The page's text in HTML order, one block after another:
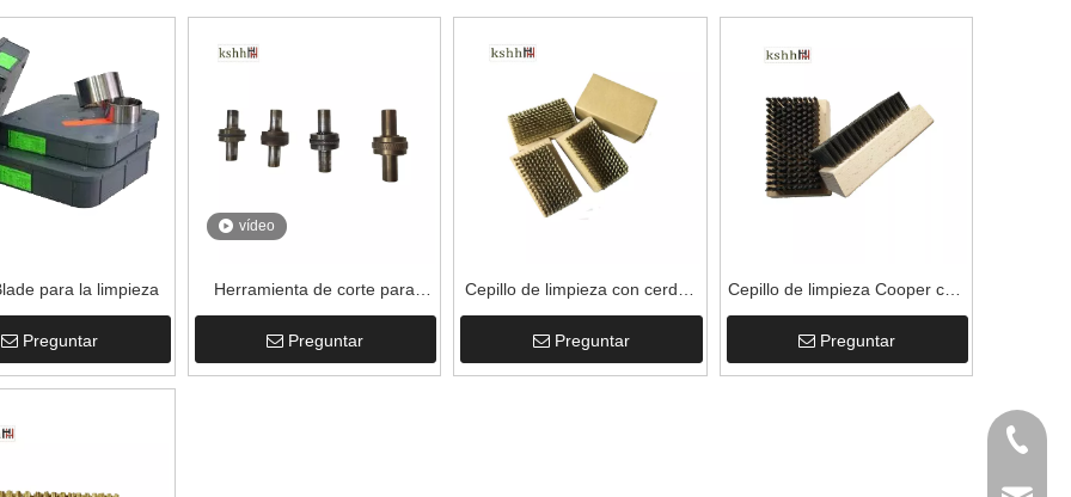
para la limpieza
Preguntar
vídeo
Herramienta de corte para
rodillo anilox en DOT
hexagonal, cuádruple y circular
Preguntar
Cepillo de limpieza con cerdas
para rodillo anilox/rodillo de
micrograbado
Preguntar
Cepillo de limpieza Cooper con
cerdas para rodillo anilox
Preguntar
+86-